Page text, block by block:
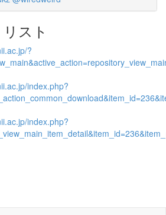
スト
?
index.php?
index.php?